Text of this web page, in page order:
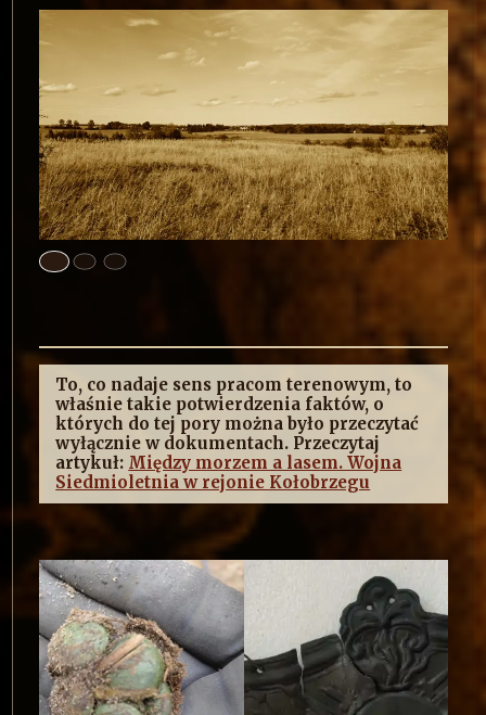
To, co nadaje sens pracom terenowym, to
właśnie takie potwierdzenia faktów, o
których do tej pory można było przeczytać
wyłącznie w dokumentach. Przeczytaj
artykuł: Między morzem a lasem. Wojna
Siedmioletnia w rejonie Kołobrzegu